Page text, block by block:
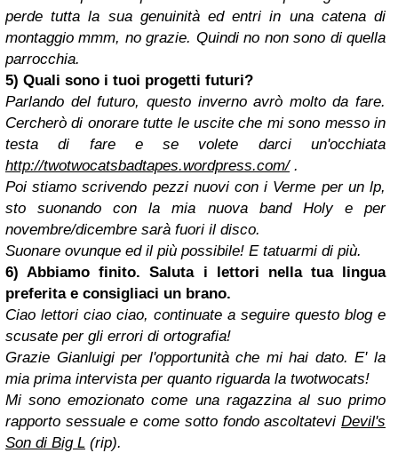
perde tutta la sua genuinità ed entri in una catena di
montaggio mmm, no grazie. Quindi no non sono di quella
parrocchia.
5) Quali sono i tuoi progetti futuri?
Parlando del futuro, questo inverno avrò molto da fare.
Cercherò di onorare tutte le uscite che mi sono messo in
testa di fare e se volete darci un'occhiata
http://twotwocatsbadtapes.wordpress.com/.
Poi stiamo scrivendo pezzi nuovi con i Verme per un lp,
sto suonando con la mia nuova band Holy e per
novembre/dicembre sarà fuori il disco.
Suonare ovunque ed il più possibile! E tatuarmi di più.
6) Abbiamo finito. Saluta i lettori nella tua lingua
preferita e consigliaci un brano.
Ciao lettori ciao ciao, continuate a seguire questo blog e
scusate per gli errori di ortografia!
Grazie Gianluigi per l'opportunità che mi hai dato. E' la
mia prima intervista per quanto riguarda la twotwocats!
Mi sono emozionato come una ragazzina al suo primo
rapporto sessuale e come sotto fondo ascoltatevi Devil's
Son di Big L (rip).